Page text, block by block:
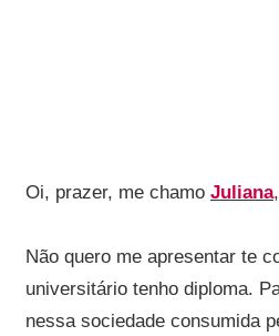
Oi, prazer, me chamo Juliana
Não quero me apresentar te
universitário tenho diploma.
nessa sociedade consumida